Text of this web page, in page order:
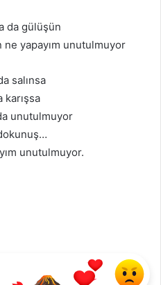
da gülüşün
ne yapayım unutulmuyor
salınsa
karışsa
unutulmuyor
unutulmuyor.